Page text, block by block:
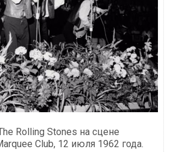
Rolling Stones на сцене
Club, 12 июля 1962 года.